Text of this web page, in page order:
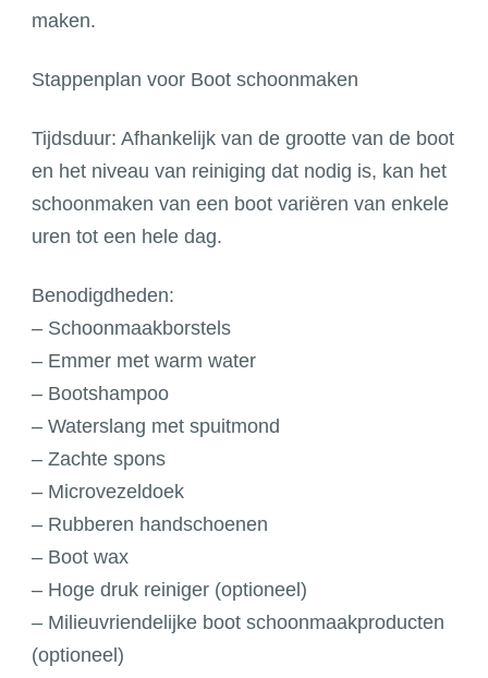
maken.
Stappenplan voor Boot schoonmaken
Tijdsduur: Afhankelijk van de grootte van de boot
en het niveau van reiniging dat nodig is, kan het
schoonmaken van een boot variëren van enkele
uren tot een hele dag.
Benodigdheden:
– Schoonmaakborstels
– Emmer met warm water
– Bootshampoo
– Waterslang met spuitmond
– Zachte spons
– Microvezeldoek
– Rubberen handschoenen
– Boot wax
– Hoge druk reiniger (optioneel)
– Milieuvriendelijke boot schoonmaakproducten
(optioneel)